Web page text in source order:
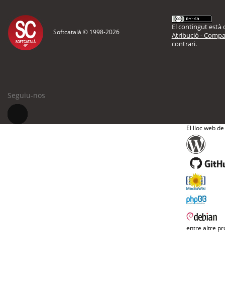
Softcatalà © 1998-2026
El contingut està
Atribució -
contrari.
Seguiu-nos
El lloc web
entre altre